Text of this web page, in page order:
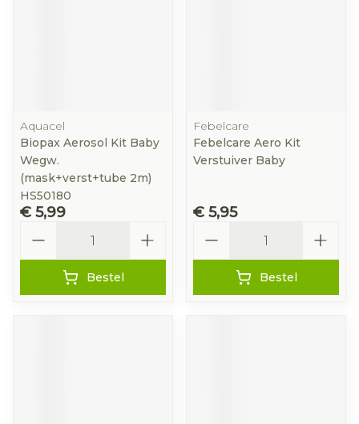
Aquacel
Biopax Aerosol Kit Baby
Wegw.
(mask+verst+tube 2m)
HS50180
€ 5,99
Bestel
Febelcare
Febelcare Aero Kit
Verstuiver Baby
€ 5,95
Bestel